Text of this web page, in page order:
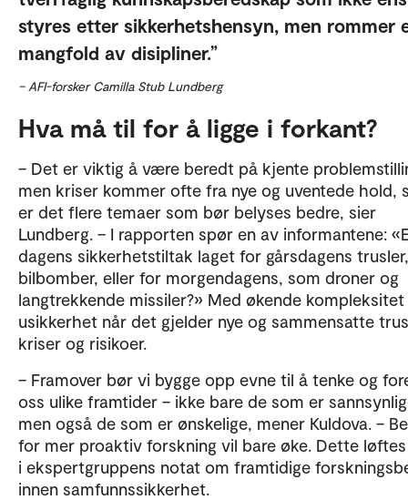
styres etter sikkerhetshensyn, men rommer
mangfold av disipliner.
– AFI-forsker Camilla Stub Lundberg
Hva må til for å ligge i forkant?
– Det er viktig å være beredt på kjente
men kriser kommer ofte fra nye og uventede hold,
er det flere temaer som bør belyses bedre, sier
Lundberg. – I rapporten spør en av informantene:
dagens sikkerhetstiltak laget for gårsdagens
bilbomber, eller for morgendagens, som droner og
langtrekkende missiler?» Med økende
usikkerhet når det gjelder nye og sammensatte
kriser og risikoer.
– Framover bør vi bygge opp evne til å tenke og
oss ulike framtider – ikke bare de som er
men også de som er ønskelige, mener Kuldova. –
for mer proaktiv forskning vil bare øke. Dette
i ekspertgruppens notat om framtidige
innen samfunnssikkerhet.